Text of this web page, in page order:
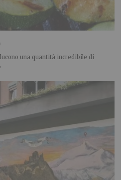
una quantità incredibile di